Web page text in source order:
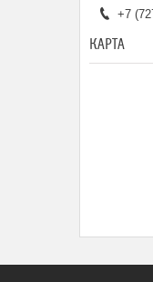
+7
КАРТА